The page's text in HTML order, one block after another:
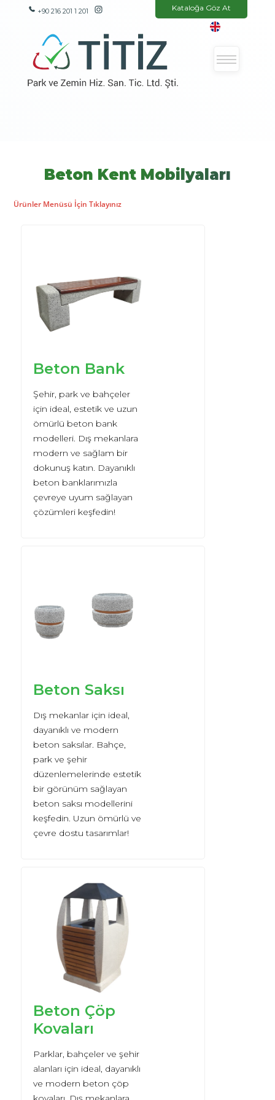
+90 216 201 1 201 Kataloğa Göz At
Beton Kent Mobilyaları
Ürünler Menüsü İçin Tıklayınız
Beton Bank
Şehir, park ve bahçeler
için ideal, estetik ve uzun
ömürlü beton bank
modelleri. Dış mekanlara
modern ve sağlam bir
dokunuş katın. Dayanıklı
beton banklarımızla
çevreye uyum sağlayan
çözümleri keşfedin!
Beton Saksı
Dış mekanlar için ideal,
dayanıklı ve modern
beton saksılar. Bahçe,
park ve şehir
düzenlemelerinde estetik
bir görünüm sağlayan
beton saksı modellerini
keşfedin. Uzun ömürlü ve
çevre dostu tasarımlar!
Beton Çöp
Kovaları
Parklar, bahçeler ve şehir
alanları için ideal, dayanıklı
ve modern beton çöp